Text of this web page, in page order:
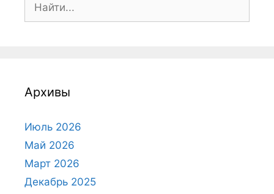
и
Архивы
Июль 2026
Май 2026
Март 2026
Декабрь 2025